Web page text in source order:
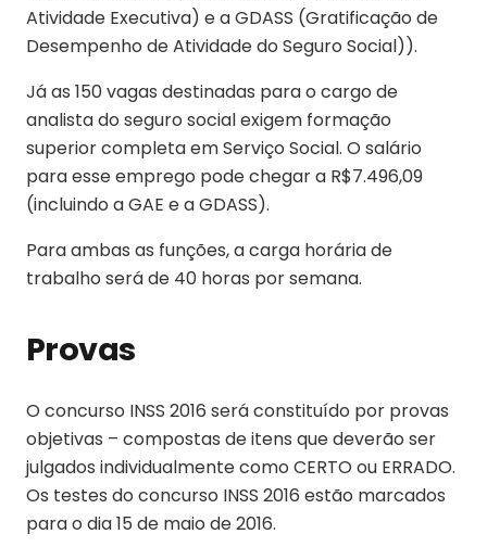
Atividade Executiva) e a GDASS (Gratificação de
Desempenho de Atividade do Seguro Social)).
Já as 150 vagas destinadas para o cargo de
analista do seguro social exigem formação
superior completa em Serviço Social. O salário
para esse emprego pode chegar a R$7.496,09
(incluindo a GAE e a GDASS).
Para ambas as funções, a carga horária de
trabalho será de 40 horas por semana.
Provas
O concurso INSS 2016 será constituído por provas
objetivas – compostas de itens que deverão ser
julgados individualmente como CERTO ou ERRADO.
Os testes do concurso INSS 2016 estão marcados
para o dia 15 de maio de 2016.